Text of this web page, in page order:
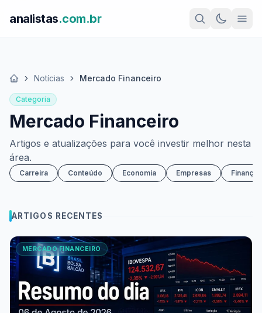
analistas.com.br
Início Notícias Mercado Financeiro
Categoria
Mercado Financeiro
Artigos e atualizações para você investir melhor nesta
área.
Carreira Conteúdo Economia Empresas
ARTIGOS RECENTES
MERCADO FINANCEIRO